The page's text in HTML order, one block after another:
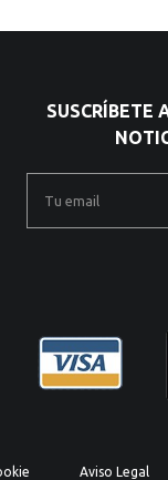
SUSCRÍBETE
Aviso Legal